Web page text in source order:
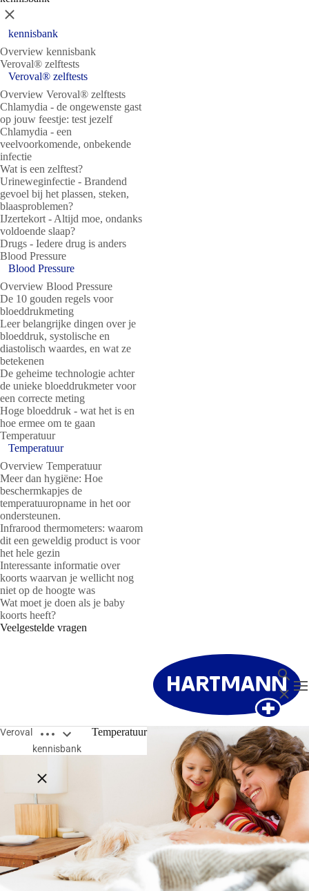
Sluit
kennisbank
Overview kennisbank
Veroval® zelftests
Veroval® zelftests
Overview Veroval® zelftests
Chlamydia - de ongewenste gast
op jouw feestje: test jezelf
Chlamydia - een
veelvoorkomende, onbekende
infectie
Wat is een zelftest?
Urineweginfectie - Brandend
gevoel bij het plassen, steken,
blaasproblemen?
IJzertekort - Altijd moe, ondanks
voldoende slaap?
Drugs - Iedere drug is anders
Blood Pressure
Blood Pressure
Overview Blood Pressure
De 10 gouden regels voor
bloeddrukmeting
Leer belangrijke dingen over je
bloeddruk, systolische en
diastolisch waardes, en wat ze
betekenen
De geheime technologie achter
de unieke bloeddrukmeter voor
een correcte meting
Hoge bloeddruk - wat het is en
hoe ermee om te gaan
Temperatuur
Temperatuur
Overview Temperatuur
Meer dan hygiëne: Hoe
beschermkapjes de
temperatuuropname in het oor
ondersteunen.
Infrarood thermometers: waarom
dit een geweldig product is voor
het hele gezin
Interessante informatie over
koorts waarvan je wellicht nog
niet op de hoogte was
Wat moet je doen als je baby
koorts heeft?
Veelgestelde vragen
Zoeken
Sluit
Veroval Open breadcrumbs
Close breadcrumbs
kennisbank
Temperatuur